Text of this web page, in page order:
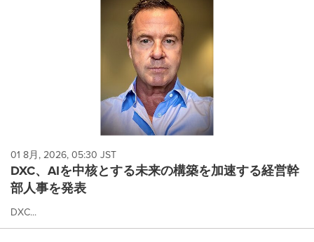
01 8月, 2026, 05:30 JST
DXC、AIを中核とする未来の構築を加速する経営幹
部人事を発表
DXC...